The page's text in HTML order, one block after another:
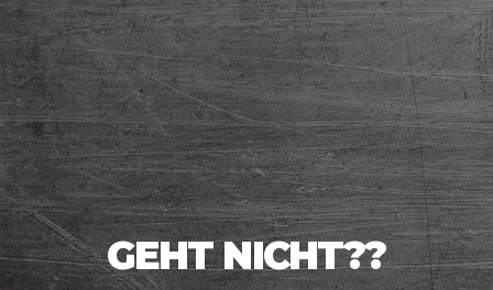
GEHT NICHT??